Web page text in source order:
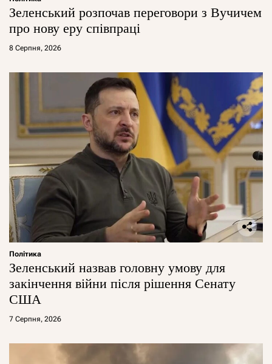
Зеленський розпочав переговори з Вучичем
про нову еру співпраці
8 Серпня, 2026
Політика
Зеленський назвав головну умову для
закінчення війни після рішення Сенату
США
7 Серпня, 2026